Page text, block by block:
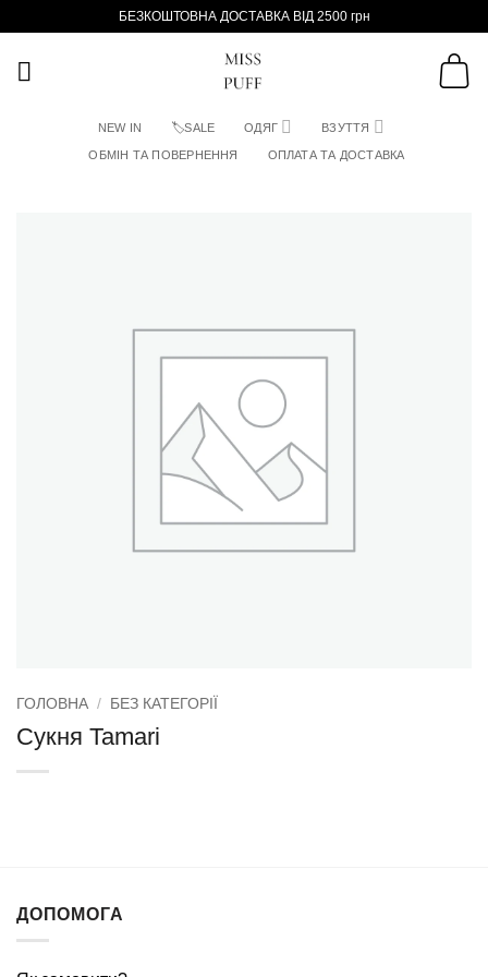
БЕЗКОШТОВНА ДОСТАВКА ВІД 2500 грн
NEW IN 🏷SALE ОДЯГ ВЗУТТЯ
ОБМІН ТА ПОВЕРНЕННЯ ОПЛАТА ТА ДОСТАВКА
ГОЛОВНА / БЕЗ КАТЕГОРІЇ
Сукня Tamari
ДОПОМОГА